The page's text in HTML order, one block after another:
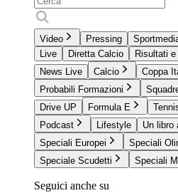
Video Pressing
Live
Diretta Calcio
Risultati
News Live
Calcio Coppa
Probabili Formazioni
Drive UP
Formula E
Podcast
Lifestyle
Un libro
Speciali Europei
Speciali
Speciale Scudetti
Speciali
Seguici anche su